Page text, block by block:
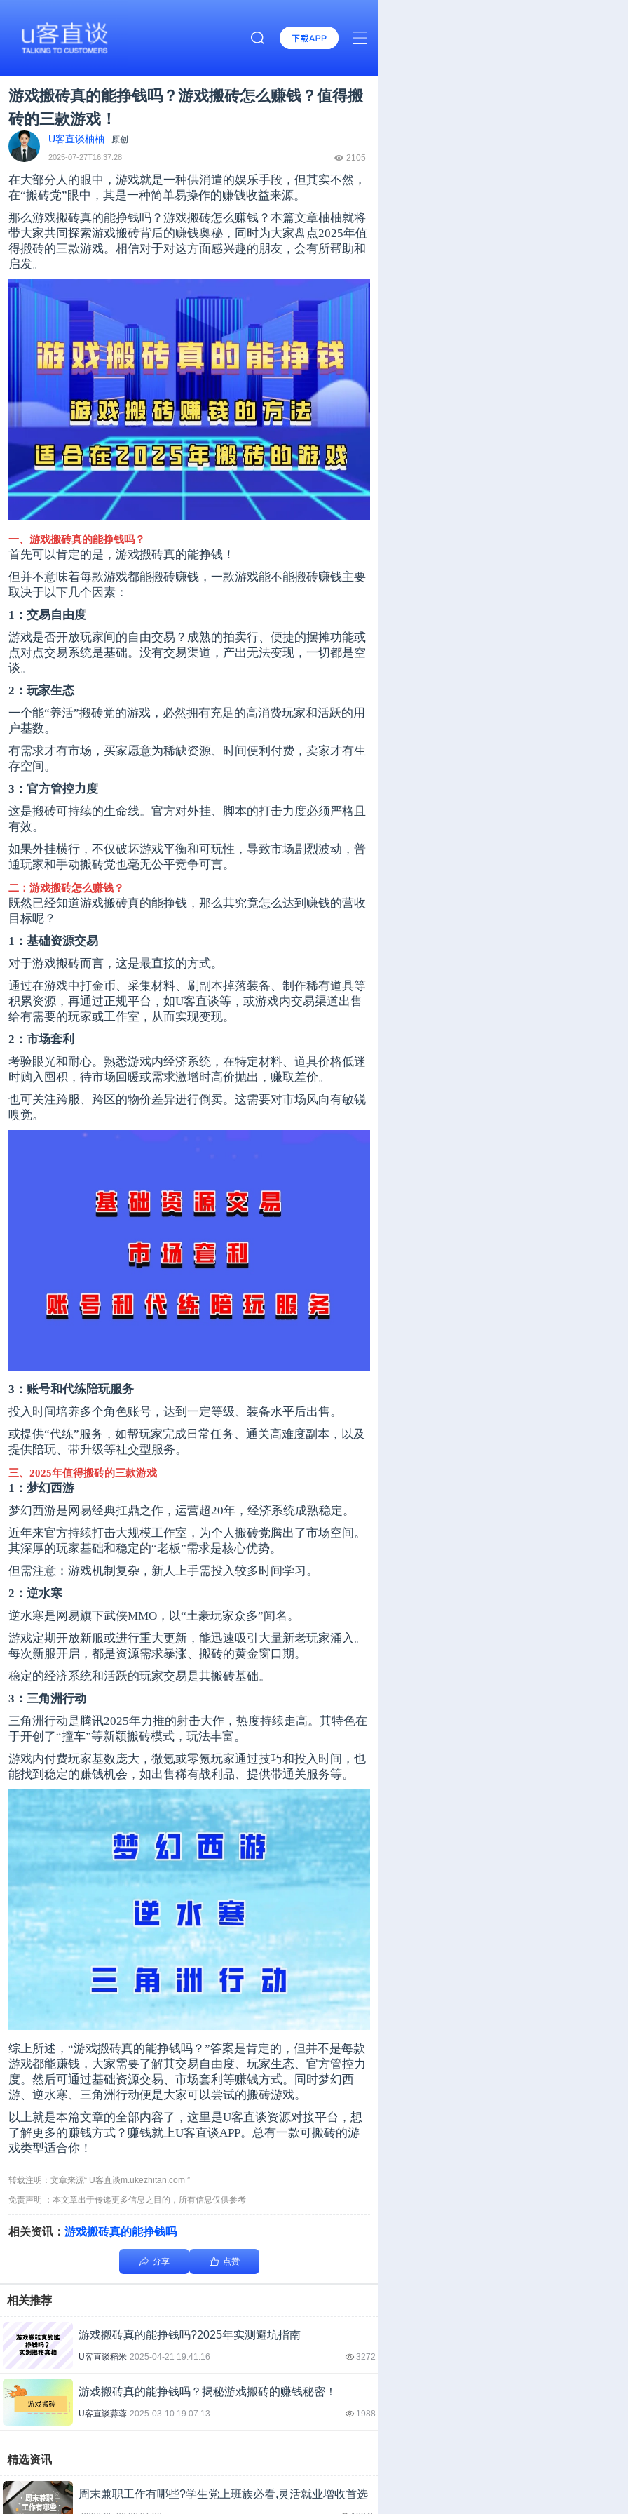
游戏搬砖真的能挣钱吗？游戏搬砖怎么赚钱？值得搬
砖的三款游戏！
U客直谈柚柚 原创
2025-07-27T16:37:28 2105
在大部分人的眼中，游戏就是一种供消遣的娱乐手段，但其实不然，
在“搬砖党”眼中，其是一种简单易操作的赚钱收益来源。
那么游戏搬砖真的能挣钱吗？游戏搬砖怎么赚钱？本篇文章柚柚就将
带大家共同探索游戏搬砖背后的赚钱奥秘，同时为大家盘点2025年值
得搬砖的三款游戏。相信对于对这方面感兴趣的朋友，会有所帮助和
启发。
一、游戏搬砖真的能挣钱吗？
首先可以肯定的是，游戏搬砖真的能挣钱！
但并不意味着每款游戏都能搬砖赚钱，一款游戏能不能搬砖赚钱主要
取决于以下几个因素：
1：交易自由度
游戏是否开放玩家间的自由交易？成熟的拍卖行、便捷的摆摊功能或
点对点交易系统是基础。没有交易渠道，产出无法变现，一切都是空
谈。
2：玩家生态
一个能“养活”搬砖党的游戏，必然拥有充足的高消费玩家和活跃的用
户基数。
有需求才有市场，买家愿意为稀缺资源、时间便利付费，卖家才有生
存空间。
3：官方管控力度
这是搬砖可持续的生命线。官方对外挂、脚本的打击力度必须严格且
有效。
如果外挂横行，不仅破坏游戏平衡和可玩性，导致市场剧烈波动，普
通玩家和手动搬砖党也毫无公平竞争可言。
二：游戏搬砖怎么赚钱？
既然已经知道游戏搬砖真的能挣钱，那么其究竟怎么达到赚钱的营收
目标呢？
1：基础资源交易
对于游戏搬砖而言，这是最直接的方式。
通过在游戏中打金币、采集材料、刷副本掉落装备、制作稀有道具等
积累资源，再通过正规平台，如U客直谈等，或游戏内交易渠道出售
给有需要的玩家或工作室，从而实现变现。
2：市场套利
考验眼光和耐心。熟悉游戏内经济系统，在特定材料、道具价格低迷
时购入囤积，待市场回暖或需求激增时高价抛出，赚取差价。
也可关注跨服、跨区的物价差异进行倒卖。这需要对市场风向有敏锐
嗅觉。
3：账号和代练陪玩服务
投入时间培养多个角色账号，达到一定等级、装备水平后出售。
或提供“代练”服务，如帮玩家完成日常任务、通关高难度副本，以及
提供陪玩、带升级等社交型服务。
三、2025年值得搬砖的三款游戏
1：梦幻西游
梦幻西游是网易经典扛鼎之作，运营超20年，经济系统成熟稳定。
近年来官方持续打击大规模工作室，为个人搬砖党腾出了市场空间。
其深厚的玩家基础和稳定的“老板”需求是核心优势。
但需注意：游戏机制复杂，新人上手需投入较多时间学习。
2：逆水寒
逆水寒是网易旗下武侠MMO，以“土豪玩家众多”闻名。
游戏定期开放新服或进行重大更新，能迅速吸引大量新老玩家涌入。
每次新服开启，都是资源需求暴涨、搬砖的黄金窗口期。
稳定的经济系统和活跃的玩家交易是其搬砖基础。
3：三角洲行动
三角洲行动是腾讯2025年力推的射击大作，热度持续走高。其特色在
于开创了“撞车”等新颖搬砖模式，玩法丰富。
游戏内付费玩家基数庞大，微氪或零氪玩家通过技巧和投入时间，也
能找到稳定的赚钱机会，如出售稀有战利品、提供带通关服务等。
综上所述，“游戏搬砖真的能挣钱吗？”答案是肯定的，但并不是每款
游戏都能赚钱，大家需要了解其交易自由度、玩家生态、官方管控力
度。然后可通过基础资源交易、市场套利等赚钱方式。同时梦幻西
游、逆水寒、三角洲行动便是大家可以尝试的搬砖游戏。
以上就是本篇文章的全部内容了，这里是U客直谈资源对接平台，想
了解更多的赚钱方式？赚钱就上U客直谈APP。总有一款可搬砖的游
戏类型适合你！
转载注明：文章来源“ U客直谈m.ukezhitan.com ”
免责声明 ：本文章出于传递更多信息之目的，所有信息仅供参考
相关资讯： 游戏搬砖真的能挣钱吗
分享 点赞
相关推荐
游戏搬砖真的能挣钱吗?2025年实测避坑指南
U客直谈稻米 2025-04-21 19:41:16 3272
游戏搬砖真的能挣钱吗？揭秘游戏搬砖的赚钱秘密！
U客直谈蒜蓉 2025-03-10 19:07:13 1988
精选资讯
周末兼职工作有哪些?学生党上班族必看,灵活就业增收首选